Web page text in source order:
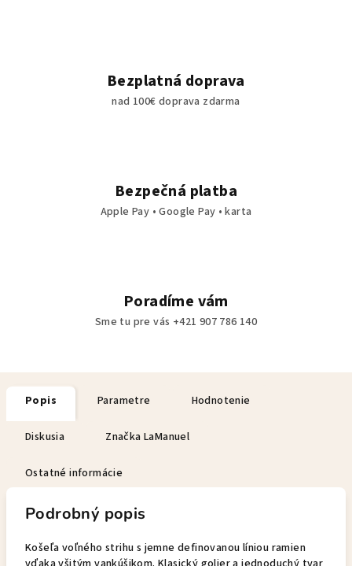
Bezplatná doprava
nad 100€ doprava zdarma
Bezpečná platba
Apple Pay • Google Pay • karta
Poradíme vám
Sme tu pre vás +421 907 786 140
Popis Parametre Hodnotenie
Diskusia Značka LaManuel
Ostatné informácie
Podrobný popis
Košeľa voľného strihu s jemne definovanou líniou ramien